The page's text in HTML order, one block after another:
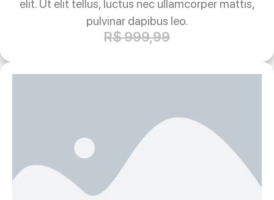
elit. Ut elit tellus, luctus nec ullamcorper mattis,
pulvinar dapibus leo.
R$ 999,99